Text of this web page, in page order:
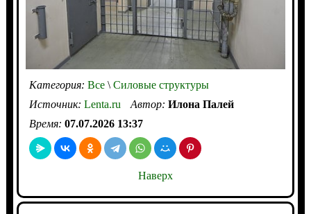
Категория: Все\Силовые структуры
Источник: Lenta.ru Автор: Илона Палей
Время: 07.07.2026 13:37
Наверх